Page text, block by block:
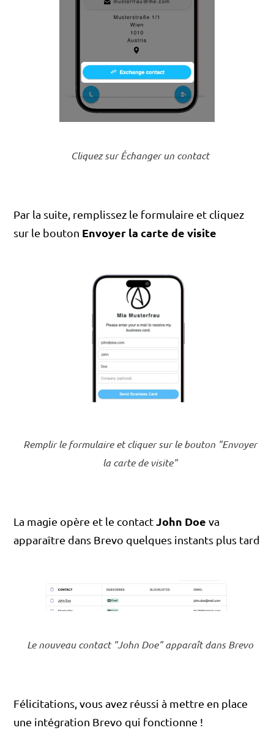
Cliquez sur Échanger un contact
Par la suite, remplissez le formulaire et cliquez
sur le bouton Envoyer la carte de visite
Remplir le formulaire et cliquer sur le bouton "Envoyer
la carte de visite"
La magie opère et le contactJohn Doe va
apparaître dans Brevo quelques instants plus tard
Le nouveau contact "John Doe" apparaît dans Brevo
Félicitations, vous avez réussi à mettre en place
une intégration Brevo qui fonctionne !